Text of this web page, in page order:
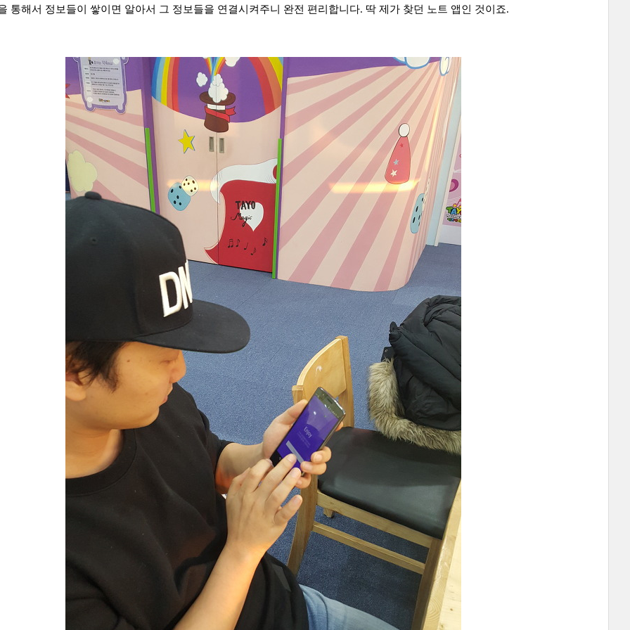
통해서 정보들이 쌓이면 알아서 그 정보들을 연결시켜주니 완전 편리합니다. 딱 제가 찾던 노트 앱인 것이죠.